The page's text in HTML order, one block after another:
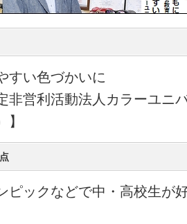
すい色づかいに
非営利活動法人カラーユニ
ピックなどで中・高校生が